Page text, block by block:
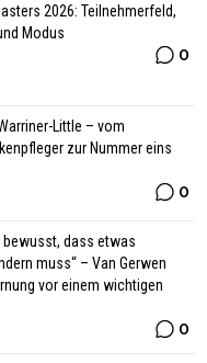
2026: Teilnehmerfeld,
Modus
0
Little – vom
zur Nummer eins
0
bewusst, dass etwas
muss“ – Van Gerwen
vor einem wichtigen
0